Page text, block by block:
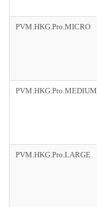
PVM.HKG.Pro.MICRO
PVM.HKG.Pro.MEDIUM
PVM.HKG.Pro.LARGE